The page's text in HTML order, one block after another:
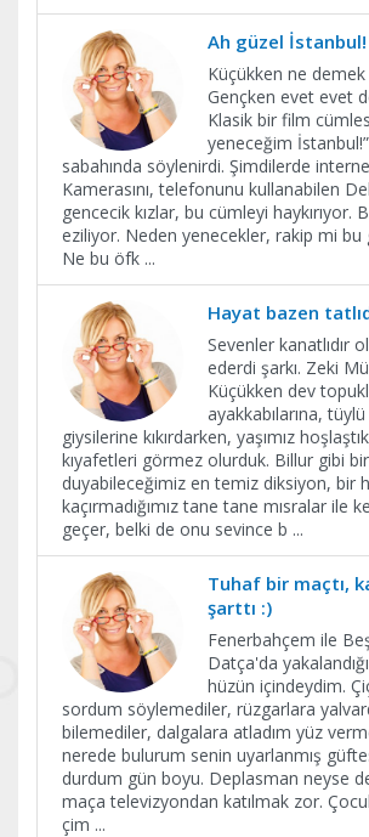
Ah güzel İstanbul!
Küçükken ne
Gençken evet evet
Klasik bir film
yeneceğim
sabahında söylenirdi. Şimdilerde
Kamerasını, telefonunu kullanabilen
gencecik kızlar, bu cümleyi haykırıyor.
eziliyor. Neden yenecekler, rakip mi bu
Ne bu öfk ...
Hayat bazen
Sevenler kanatlıdır
ederdi şarkı. Zeki
Küçükken dev
ayakkabılarına,
giysilerine kıkırdarken, yaşımız
kıyafetleri görmez olurduk. Billur gibi
duyabileceğimiz en temiz diksiyon, bir
kaçırmadığımız tane tane mısralar ile
geçer, belki de onu sevince b ...
Tuhaf bir maçtı,
şarttı :)
Fenerbahçem ile
Datça'da
hüzün içindeydim.
sordum söylemediler, rüzgarlara
bilemediler, dalgalara atladım yüz
nerede bulurum senin uyarlanmış
durdum gün boyu. Deplasman neyse
maça televizyondan katılmak zor.
çim ...